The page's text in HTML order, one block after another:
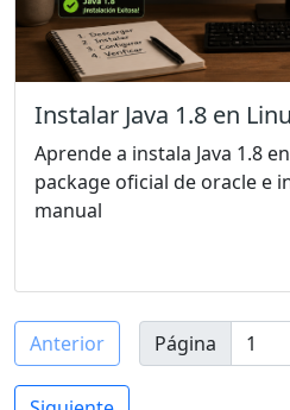
Instalar Java 1.8 en
Aprende a instala Java 1.8
package oficial de oracle e
manual
Anterior Página